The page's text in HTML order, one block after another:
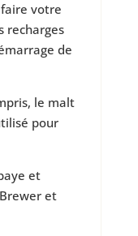
faire votre
recharges
de
le malt
pour
et
et